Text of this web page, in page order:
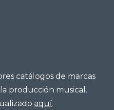
catálogos de marcas
producción musical.
aquí.